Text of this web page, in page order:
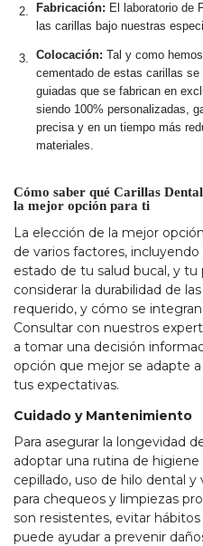
Fabricación: El laboratorio de
las carillas bajo nuestras
Colocación: Tal y como
cementado de estas carillas
guiadas que se fabrican en
siendo 100% personalizadas,
precisa y en un tiempo más
materiales.
Cómo saber qué Carillas
la mejor opción para ti
La elección de la mejor
de varios factores,
estado de tu salud bucal, y tu
considerar la durabilidad de
requerido, y cómo se
Consultar con nuestros
a tomar una decisión
opción que mejor se adapte
tus expectativas.
Cuidado y Mantenimiento
Para asegurar la longevidad
adoptar una rutina de
cepillado, uso de hilo dental
para chequeos y limpiezas
son resistentes, evitar
puede ayudar a prevenir